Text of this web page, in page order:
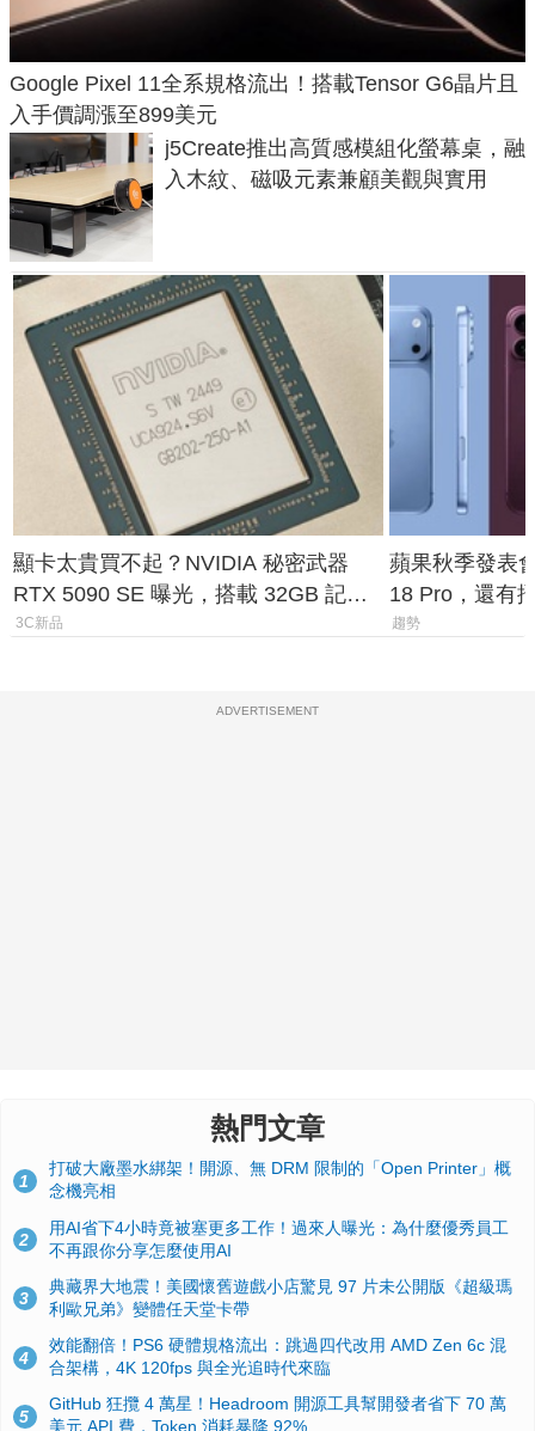
Google Pixel 11全系規格流出！搭載Tensor G6晶片且
入手價調漲至899美元
j5Create推出高質感模組化螢幕桌，融
入木紋、磁吸元素兼顧美觀與實用
顯卡太貴買不起？NVIDIA 秘密武器
RTX 5090 SE 曝光，搭載 32GB 記憶
體
3C新品
蘋果秋季發表
18 Pro，還有
測一次看
趨勢
ADVERTISEMENT
熱門文章
1
打破大廠墨水綁架！開源、無 DRM 限制的「Open Printer」概
念機亮相
2
用AI省下4小時竟被塞更多工作！過來人曝光：為什麼優秀員工
不再跟你分享怎麼使用AI
3
典藏界大地震！美國懷舊遊戲小店驚見 97 片未公開版《超級瑪
利歐兄弟》變體任天堂卡帶
4
效能翻倍！PS6 硬體規格流出：跳過四代改用 AMD Zen 6c 混
合架構，4K 120fps 與全光追時代來臨
5
GitHub 狂攬 4 萬星！Headroom 開源工具幫開發者省下 70 萬
美元 API 費，Token 消耗暴降 92%